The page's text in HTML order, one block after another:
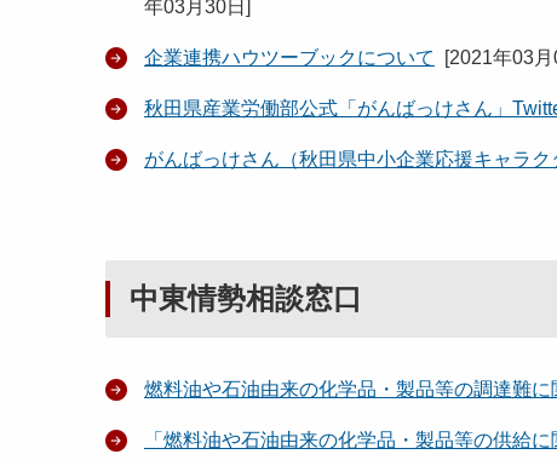
年03月30日 ]
企業連携ハウツーブックについて [2021年03月
秋田県産業労働部公式「がんばっけさん」
がんばっけさん（秋田県中小企業応援キャラ
中東情勢相談窓口
燃料油や石油由来の化学品・製品等の調達難
「燃料油や石油由来の化学品・製品等の供給